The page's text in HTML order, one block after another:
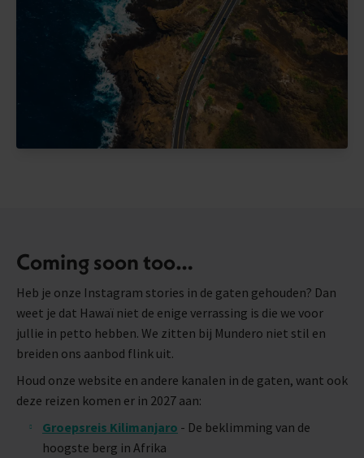
Coming soon too…
Heb je onze Instagram stories in de gaten gehouden? Dan
weet je dat Hawaï niet de enige verrassing is die we voor
jullie in petto hebben. We zitten bij Mundero niet stil en
breiden ons aanbod flink uit.
Houd onze website en andere kanalen in de gaten, want ook
deze reizen komen er in 2027 aan:
Groepsreis Kilimanjaro - De beklimming van de
hoogste berg in Afrika